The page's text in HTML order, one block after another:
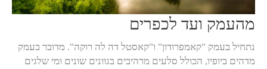
מהעמק ועד לכפרים
נתחיל בעמק "קאמפרודון" ו"קאסטל דה לה רוקה". מדובר בעמק
מדהים ביופיו, הכולל סלעים מרהיבים בגוונים שונים ומי שלגים